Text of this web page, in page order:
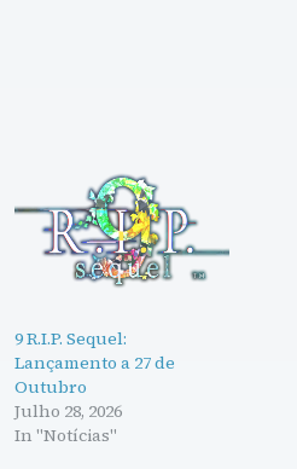
9 R.I.P. Sequel:
Lançamento a 27 de
Outubro
Julho 28, 2026
In "Notícias"